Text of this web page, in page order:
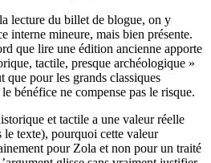
lecture du billet de blogue, on y
interne mineure, mais bien présente.
que lire une édition ancienne apporte
tactile, presque archéologique »
que pour les grands classiques
bénéfice ne compense pas le risque.
et tactile a une valeur réelle
le texte), pourquoi cette valeur
pour Zola et non pour un traité